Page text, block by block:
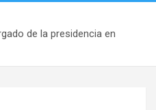
de la presidencia en